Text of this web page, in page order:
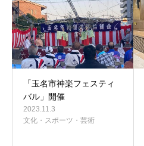
「玉名市神楽フェスティ
バル」開催
2023.11.3
文化・スポーツ・芸術
事務所案内